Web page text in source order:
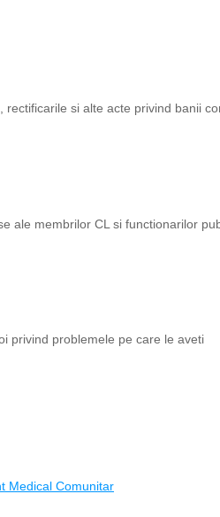
si alte acte privind banii
ale membrilor CL si functionarilor
privind problemele pe care le aveti
Medical Comunitar